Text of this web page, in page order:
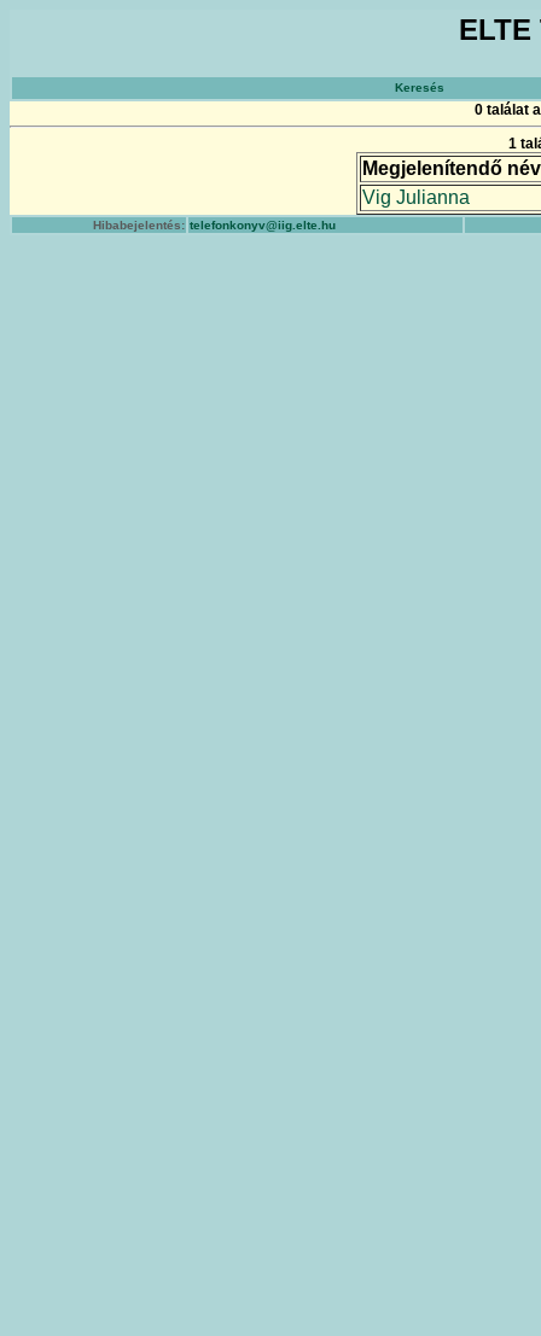
Keresés
0 találat
1
Megjelenítendő név
Vig Julianna
Hibabejelentés: telefonkonyv@iig.elte.hu